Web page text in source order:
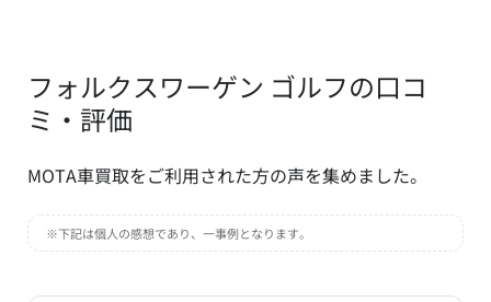
フォルクスワーゲン ゴルフの口コ
ミ・評価
MOTA車買取をご利用された方の声を集めました。
※下記は個人の感想であり、一事例となります。